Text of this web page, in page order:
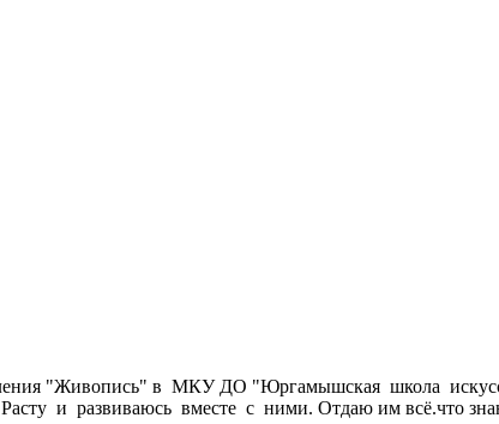
"Живопись" в МКУ ДО "Юргамышская школа
и развиваюсь вместе с ними. Отдаю им всё.что